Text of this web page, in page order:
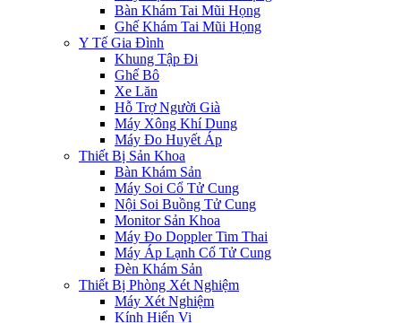
Bàn Khám Tai Mũi Họng
Ghế Khám Tai Mũi Họng
Y Tế Gia Đình
Khung Tập Đi
Ghế Bô
Xe Lăn
Hỗ Trợ Người Già
Máy Xông Khí Dung
Máy Đo Huyết Áp
Thiết Bị Sản Khoa
Bàn Khám Sản
Máy Soi Cổ Tử Cung
Nội Soi Buồng Tử Cung
Monitor Sản Khoa
Máy Đo Doppler Tim Thai
Máy Áp Lạnh Cổ Tử Cung
Đèn Khám Sản
Thiết Bị Phòng Xét Nghiệm
Máy Xét Nghiệm
Kính Hiển Vi